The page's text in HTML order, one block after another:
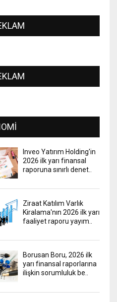
Inveo Yatırım Holding'in
2026 ilk yarı finansal
raporuna sınırlı denet..
Ziraat Katılım Varlık
Kiralama'nın 2026 ilk yarı
faaliyet raporu yayım..
Borusan Boru, 2026 ilk
yarı finansal raporlarına
ilişkin sorumluluk be..